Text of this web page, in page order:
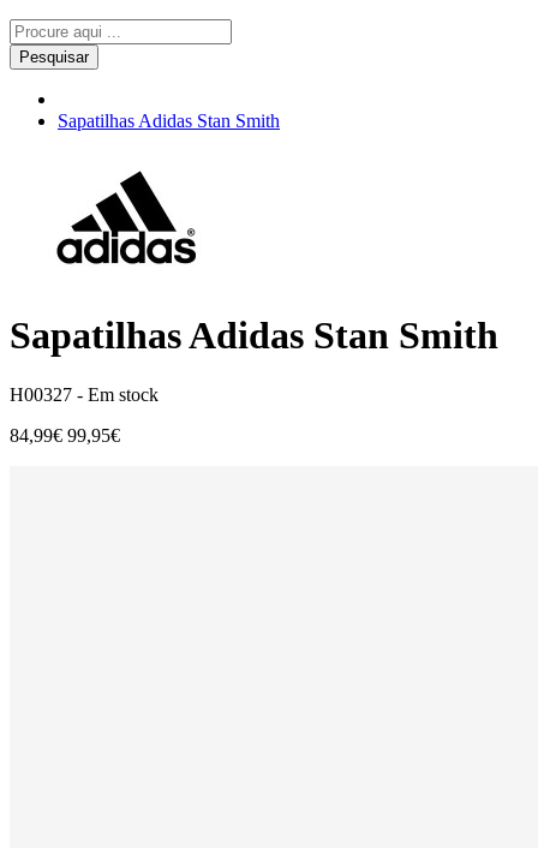
Pesquisar
Sapatilhas Adidas Stan Smith
Sapatilhas Adidas Stan Smith
H00327 - Em stock
84,99€ 99,95€